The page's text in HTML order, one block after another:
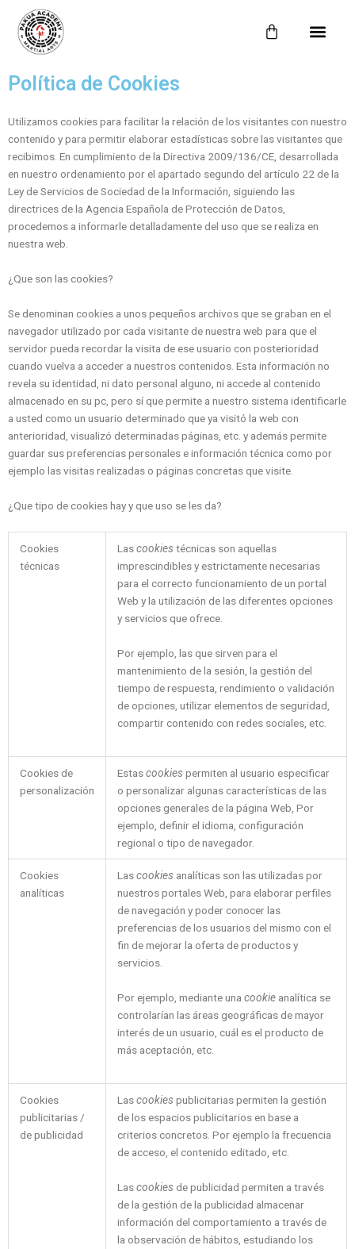
Carrito
Política de Cookies
Utilizamos cookies para facilitar la relación de los visitantes con nuestro
contenido y para permitir elaborar estadísticas sobre las visitantes que
recibimos. En cumplimiento de la Directiva 2009/136/CE, desarrollada
en nuestro ordenamiento por el apartado segundo del artículo 22 de la
Ley de Servicios de Sociedad de la Información, siguiendo las
directrices de la Agencia Española de Protección de Datos,
procedemos a informarle detalladamente del uso que se realiza en
nuestra web.
¿Que son las cookies?
Se denominan cookies a unos pequeños archivos que se graban en el
navegador utilizado por cada visitante de nuestra web para que el
servidor pueda recordar la visita de ese usuario con posterioridad
cuando vuelva a acceder a nuestros contenidos. Esta información no
revela su identidad, ni dato personal alguno, ni accede al contenido
almacenado en su pc, pero sí que permite a nuestro sistema identificarle
a usted como un usuario determinado que ya visitó la web con
anterioridad, visualizó determinadas páginas, etc. y además permite
guardar sus preferencias personales e información técnica como por
ejemplo las visitas realizadas o páginas concretas que visite.
¿Que tipo de cookies hay y que uso se les da?
Cookies
técnicas
Lascookies técnicas son aquellas
imprescindibles y estrictamente necesarias
para el correcto funcionamiento de un portal
Web y la utilización de las diferentes opciones
y servicios que ofrece.
Por ejemplo, las que sirven para el
mantenimiento de la sesión, la gestión del
tiempo de respuesta, rendimiento o validación
de opciones, utilizar elementos de seguridad,
compartir contenido con redes sociales, etc.
Cookies de
personalización
Estascookies permiten al usuario especificar
o personalizar algunas características de las
opciones generales de la página Web, Por
ejemplo, definir el idioma, configuración
regional o tipo de navegador.
Cookies
analíticas
Lascookies analíticas son las utilizadas por
nuestros portales Web, para elaborar perfiles
de navegación y poder conocer las
preferencias de los usuarios del mismo con el
fin de mejorar la oferta de productos y
servicios.
Por ejemplo, mediante una cookieanalítica se
controlarían las áreas geográficas de mayor
interés de un usuario, cuál es el producto de
más aceptación, etc.
Cookies
publicitarias /
de publicidad
Lascookies publicitarias permiten la gestión
de los espacios publicitarios en base a
criterios concretos. Por ejemplo la frecuencia
de acceso, el contenido editado, etc.
Lascookies de publicidad permiten a través
de la gestión de la publicidad almacenar
información del comportamiento a través de
la observación de hábitos, estudiando los